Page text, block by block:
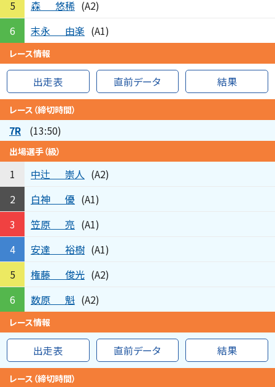
5 森 悠稀 (A2)
6
末永 由楽 (A1)
レース情報
出走表 直前データ 結果
レース（締切時間）
7R (13:50)
出場選手（級）
1 中辻 崇人 (A2)
2
白神 優 (A1)
3
笠原 亮 (A1)
4
安達 裕樹 (A1)
5
権藤 俊光 (A2)
6
数原 魁 (A2)
レース情報
出走表 直前データ 結果
レース（締切時間）